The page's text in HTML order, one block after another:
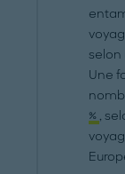
selon
Une
% ,